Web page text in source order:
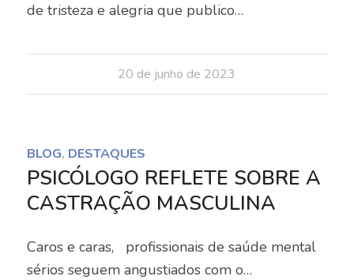
de tristeza e alegria que publico…
20 de junho de 2023
BLOG, DESTAQUES
PSICÓLOGO REFLETE SOBRE A
CASTRAÇÃO MASCULINA
Caros e caras, profissionais de saúde mental
sérios seguem angustiados com o…